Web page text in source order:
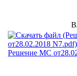
Решение МС